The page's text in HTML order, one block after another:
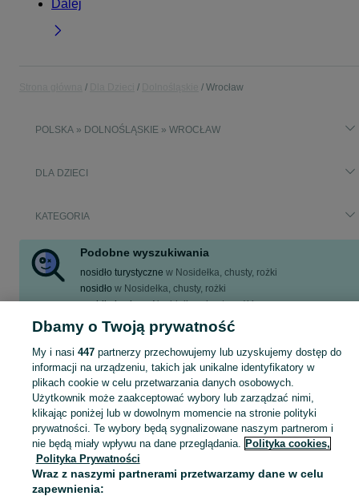
Dalej
Wrocław
POLSKA » DOLNOŚLĄSKIE » WROCŁAW
DLA DZIECI
KATEGORIA
Podobne wyszukiwania
nosidło turystyczne w Nosidełka, chusty, rożki
nosidło w Nosidełka, chusty, rożki
nosidło kavka w Nosidełka, chusty, rożki
nosidło lenny lamb
Nosidełka, chusty, rożki
nosidło turystyczne deuter
Zobacz Więcej
Zakupy dla Twojej pociechy mogą być dziecinnie proste! nosidło - Wrocław - tylko w kategorii Dla Dzieci na OLX! Zobacz
Mapa kategorii
Mapa miejscowości
Mapa ministron
Dbamy o Twoją prywatność
My i nasi 447partnerzy przechowujemy lub uzyskujemy dostęp do
informacji na urządzeniu, takich jak unikalne identyfikatory w
plikach cookie w celu przetwarzania danych osobowych.
Użytkownik może zaakceptować wybory lub zarządzać nimi,
klikając poniżej lub w dowolnym momencie na stronie polityki
prywatności. Te wybory będą sygnalizowane naszym partnerom i
nie będą miały wpływu na dane przeglądania. Polityka cookies,
Polityka Prywatności
Wraz z naszymi partnerami przetwarzamy dane w celu
zapewnienia: